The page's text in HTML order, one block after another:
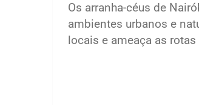
Os arranha-céus de
ambientes urbanos e
locais e ameaça as